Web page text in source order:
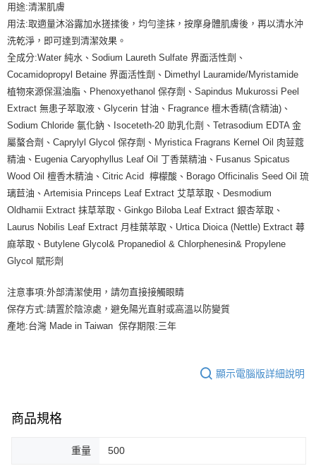
用途:清潔肌膚
用法:取適量沐浴露加水搓揉後，均勻塗抹，按摩身體肌膚後，再以清水沖
洗乾淨，即可達到清潔效果。
全成分:Water 純水、Sodium Laureth Sulfate 界面活性劑、
Cocamidopropyl Betaine 界面活性劑、Dimethyl Lauramide/Myristamide
植物來源保濕油脂、Phenoxyethanol 保存劑、Sapindus Mukurossi Peel
Extract 無患子萃取液、Glycerin 甘油、Fragrance 檀木香精(含精油)、
Sodium Chloride 氯化鈉、Isoceteth-20 助乳化劑、Tetrasodium EDTA 金
屬螯合劑、Caprylyl Glycol 保存劑、Myristica Fragrans Kernel Oil 肉荳蔻
精油、Eugenia Caryophyllus Leaf Oil 丁香葉精油、Fusanus Spicatus
Wood Oil 檀香木精油、Citric Acid 檸檬酸、Borago Officinalis Seed Oil 琉
璃苣油、Artemisia Princeps Leaf Extract 艾草萃取、Desmodium
Oldhamii Extract 抹草萃取、Ginkgo Biloba Leaf Extract 銀杏萃取、
Laurus Nobilis Leaf Extract 月桂葉萃取、Urtica Dioica (Nettle) Extract 蕁
麻萃取、Butylene Glycol& Propanediol & Chlorphenesin& Propylene
Glycol 賦形劑
注意事項:外部清潔使用，請勿直接接觸眼睛
保存方式:請置於陰涼處，避免陽光直射或高溫以防變質
產地:台灣 Made in Taiwan 保存期限:三年
顯示電腦版詳細說明
商品規格
重量 500